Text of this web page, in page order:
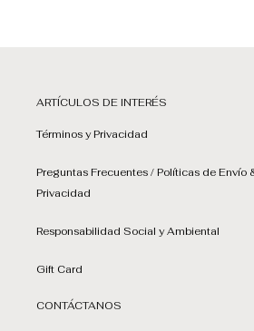
ARTÍCULOS DE INTERÉS
Términos y Privacidad
Preguntas Frecuentes / Políticas de Envío
Privacidad
Responsabilidad Social y Ambiental
Gift Card
CONTÁCTANOS